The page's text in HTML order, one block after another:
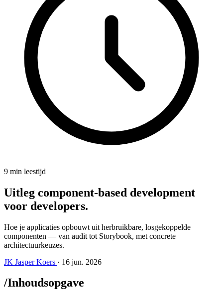
9 min leestijd
Uitleg component-based development
voor developers.
Hoe je applicaties opbouwt uit herbruikbare, losgekoppelde
componenten — van audit tot Storybook, met concrete
architectuurkeuzes.
JK Jasper Koers · 16 jun. 2026
/Inhoudsopgave